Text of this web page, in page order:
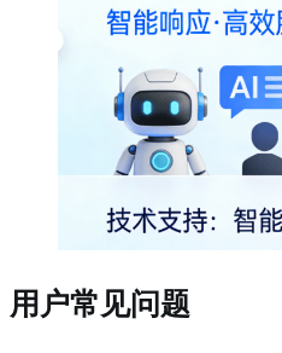
用户常见问题